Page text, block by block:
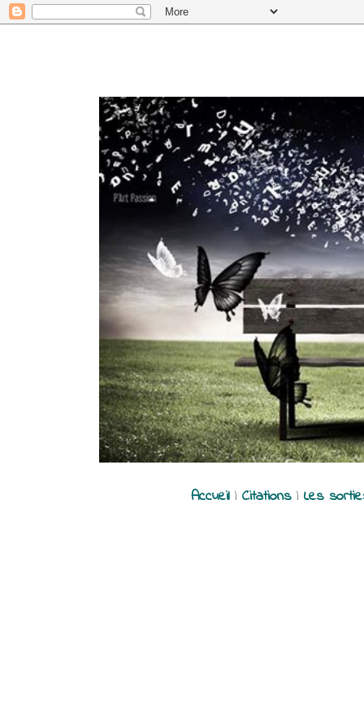
Accueil| Citations| Les